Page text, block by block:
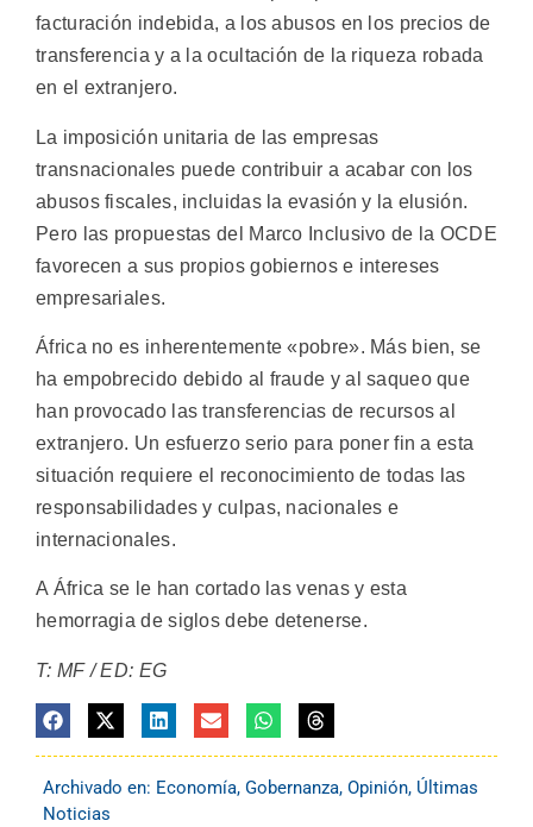
facturación indebida, a los abusos en los precios de
transferencia y a la ocultación de la riqueza robada
en el extranjero.
La imposición unitaria de las empresas
transnacionales puede contribuir a acabar con los
abusos fiscales, incluidas la evasión y la elusión.
Pero las propuestas del Marco Inclusivo de la OCDE
favorecen a sus propios gobiernos e intereses
empresariales.
África no es inherentemente «pobre». Más bien, se
ha empobrecido debido al fraude y al saqueo que
han provocado las transferencias de recursos al
extranjero. Un esfuerzo serio para poner fin a esta
situación requiere el reconocimiento de todas las
responsabilidades y culpas, nacionales e
internacionales.
A África se le han cortado las venas y esta
hemorragia de siglos debe detenerse.
T: MF / ED: EG
Archivado en: Economía, Gobernanza, Opinión, Últimas
Noticias